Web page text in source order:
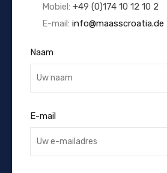
Mobiel: +49 (0)174 10 12 10 2
E-mail: info@maasscroatia.de
Naam
E-mail